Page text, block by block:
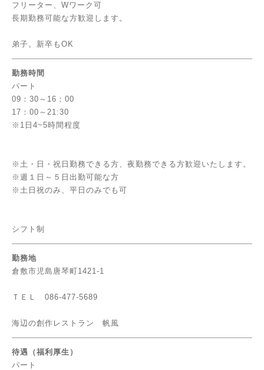
フリーター、Wワーク可
長期勤務可能な方歓迎します。
弟子。新卒もOK
勤務時間
パート
09：30～16：00
17：00～21:30
※1日4~5時間程度
※土・日・祝日勤務できる方、夜勤務できる方歓迎いたします。
※週１日～５日出勤可能な方
※土日祝のみ、平日のみでも可
シフト制
勤務地
倉敷市児島唐琴町1421-1
ＴＥＬ 086-477-5689
海辺の創作レストラン 帆風
待遇（福利厚生）
パート